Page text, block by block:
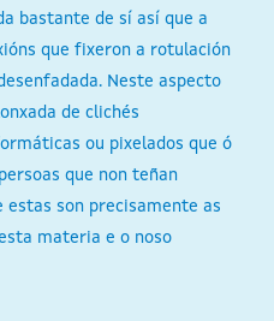
bastante de sí así que a
que fixeron a rotulación
Neste aspecto
de clichés
ou pixelados que ó
que non teñan
son precisamente as
materia e o noso